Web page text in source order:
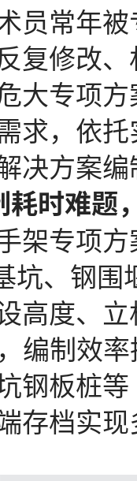
常年被
复修改
大专项
求，依
决方案
时难题
专项方
坑、钢
高度、
编制效
钢板桩
存档实